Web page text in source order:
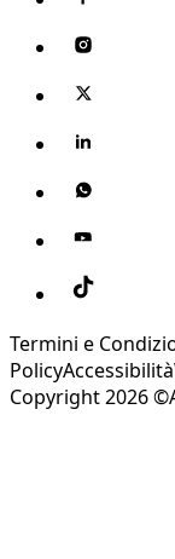
Termini e
PolicyAccessibilità
Copyright 2026